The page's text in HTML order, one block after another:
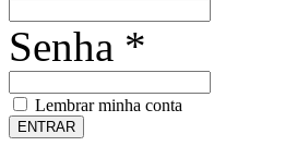
Senha *
Lembrar minha conta